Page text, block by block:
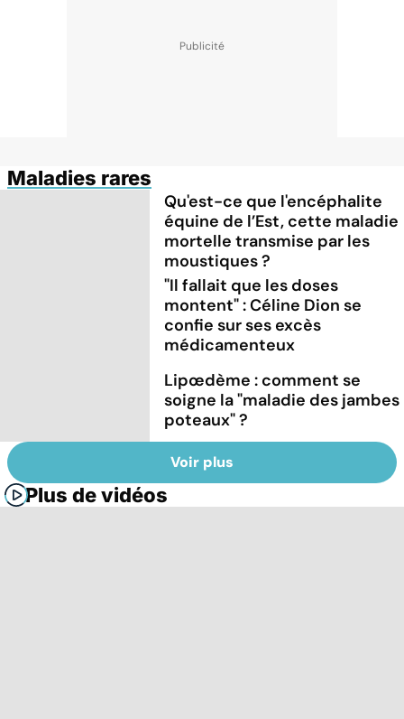
Maladies rares
Qu'est-ce que l'encéphalite
équine de l’Est, cette maladie
mortelle transmise par les
moustiques ?
"Il fallait que les doses
montent" : Céline Dion se
confie sur ses excès
médicamenteux
Lipœdème : comment se
soigne la "maladie des jambes
poteaux" ?
Voir plus
Plus de vidéos